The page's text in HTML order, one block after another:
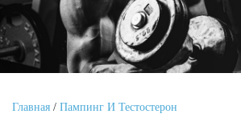
Главная / Пампинг И Тестостерон